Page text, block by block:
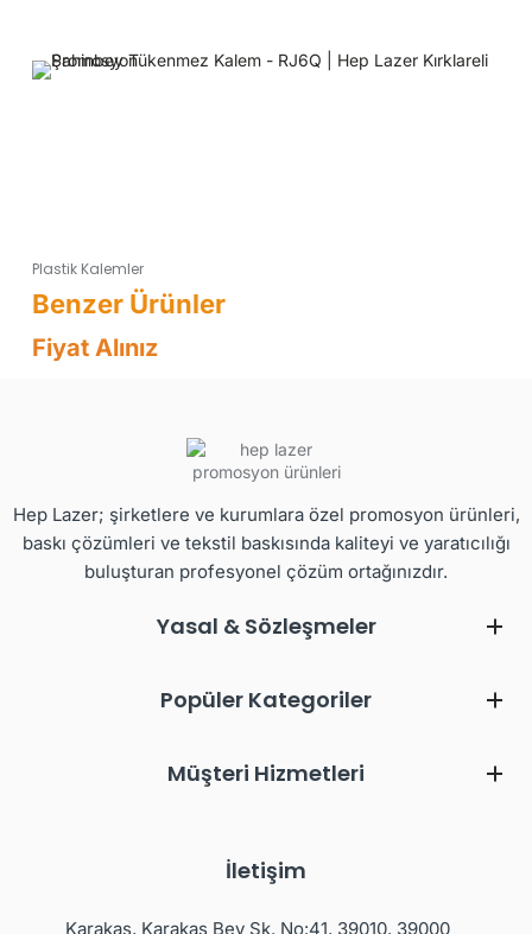
Plastik Kalemler
Fiyat Alınız
Hep Lazer; şirketlere ve kurumlara özel promosyon ürünleri,
baskı çözümleri ve tekstil baskısında kaliteyi ve yaratıcılığı
buluşturan profesyonel çözüm ortağınızdır.
Yasal & Sözleşmeler
Popüler Kategoriler
Müşteri Hizmetleri
İletişim
Karakaş, Karakaş Bey Sk. No:41, 39010, 39000